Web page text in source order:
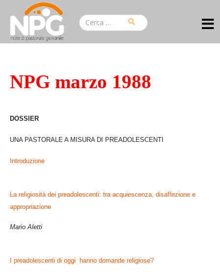
NPG marzo 1988
DOSSIER
UNA PASTORALE A MISURA DI PREADOLESCENTI
Introduzione
La religiosità dei preadolescenti: tra acquiescenza, disaffezione e
appropriazione
Mario Aletti
I preadolescenti di oggi hanno domande religiose?